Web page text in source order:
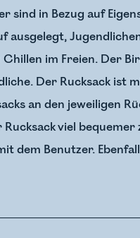
sind in Bezug auf
ausgelegt,
im Freien. Der
Der Rucksack ist
an den jeweiligen
viel
dem Benutzer.